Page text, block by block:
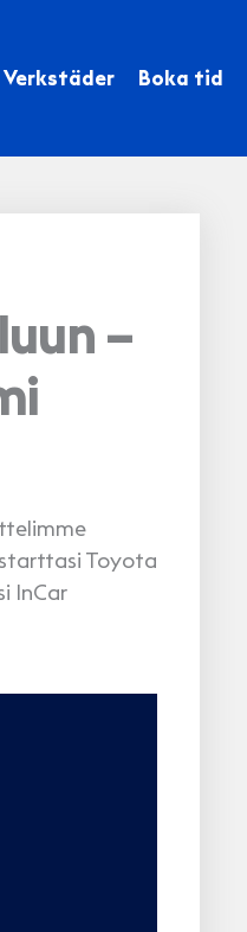
Verkstäder Boka tid
–
Toyota
InCar